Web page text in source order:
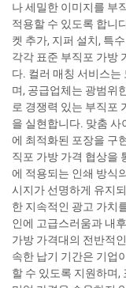
나 세밀한 이미지를 부
적용할 수 있도록 합니
켓 추가, 지퍼 설치, 특
각각 표준 부직포 가방
다. 컬러 매칭 서비스는
며, 공급업체는 광범위
로 경쟁력 있는 부직포
을 실현합니다. 맞춤 사
에 최적화된 포장을 구
직포 가방 가격 협상을
에 적용되는 인쇄 방식
시지가 선명하게 유지
한 지속적인 광고 가치
인에 고급스러움과 내
가방 가격대의 전반적
속한 납기 기간은 기업
할 수 있도록 지원하며,